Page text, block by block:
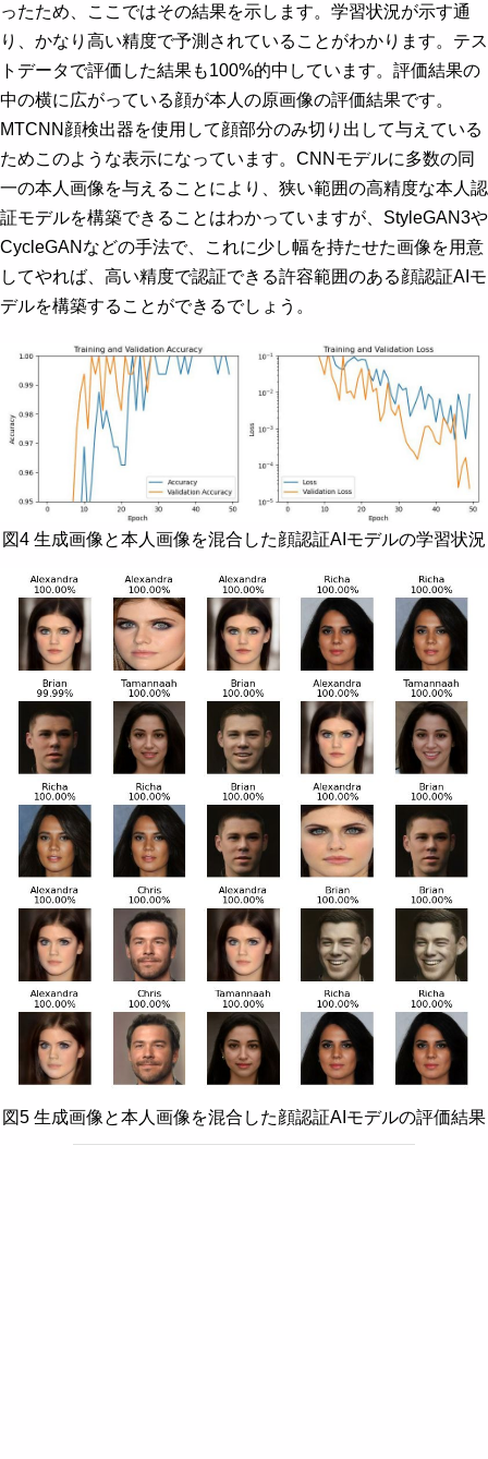
ったため、ここではその結果を示します。学習状況が示す通
り、かなり高い精度で予測されていることがわかります。テス
トデータで評価した結果も100%的中しています。評価結果の
中の横に広がっている顔が本人の原画像の評価結果です。
MTCNN顔検出器を使用して顔部分のみ切り出して与えている
ためこのような表示になっています。CNNモデルに多数の同
一の本人画像を与えることにより、狭い範囲の高精度な本人認
証モデルを構築できることはわかっていますが、StyleGAN3や
CycleGANなどの手法で、これに少し幅を持たせた画像を用意
してやれば、高い精度で認証できる許容範囲のある顔認証AIモ
デルを構築することができるでしょう。
図4 生成画像と本人画像を混合した顔認証AIモデルの学習状況
図5 生成画像と本人画像を混合した顔認証AIモデルの評価結果